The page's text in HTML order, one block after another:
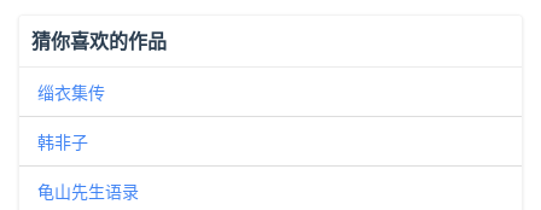
猜你喜欢的作品
缁衣集传
韩非子
龟山先生语录